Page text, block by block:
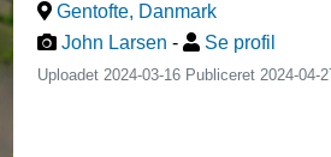
Gentofte, Danmark
John Larsen - Se profil
Uploadet 2024-03-16 Publiceret2024-04-